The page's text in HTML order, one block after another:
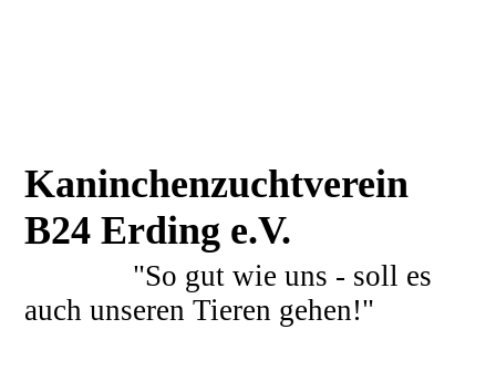
Kaninchenzuchtverein
B24 Erding e.V.
"So gut wie uns - soll es
auch unseren Tieren gehen!"